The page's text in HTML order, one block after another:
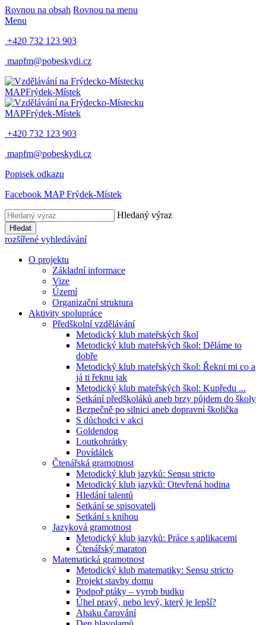
Rovnou na obsah Rovnou na menu
Menu
+420 732 123 903
mapfm@pobeskydi.cz
MAPFrýdek-Místek
MAPFrýdek-Místek
+420 732 123 903
mapfm@pobeskydi.cz
Popisek odkazu
Facebook MAP Frýdek-Místek
Hledaný výraz
Hledat
rozšířené vyhledávání
O projektu
Základní informace
Vize
Území
Organizační struktura
Aktivity spolupráce
Předškolní vzdělávání
Metodický klub mateřských škol
Metodický klub mateřských škol: Děláme to
dobře
Metodický klub mateřských škol: Řekni mi co a
já ti řeknu jak
Metodický klub mateřských škol: Kupředu ...
Setkání předškoláků aneb brzy půjdem do školy
Bezpečně po silnici aneb dopravní školička
S důchodci v akci
Goldendog
Loutkohrátky
Povídálek
Čtenářská gramotnost
Metodický klub jazyků: Sensu stricto
Metodický klub jazyků: Otevřená hodina
Hledání talentů
Setkání se spisovateli
Setkání s knihou
Jazyková gramotnost
Metodický klub jazyků: Práce s aplikacemi
Čtenářský maraton
Matematická gramotnost
Metodický klub matematiky: Sensu stricto
Projekt stavby domu
Podpoř ptáky – vyrob budku
Úhel pravý, nebo levý, který je lepší?
Abaku čarování